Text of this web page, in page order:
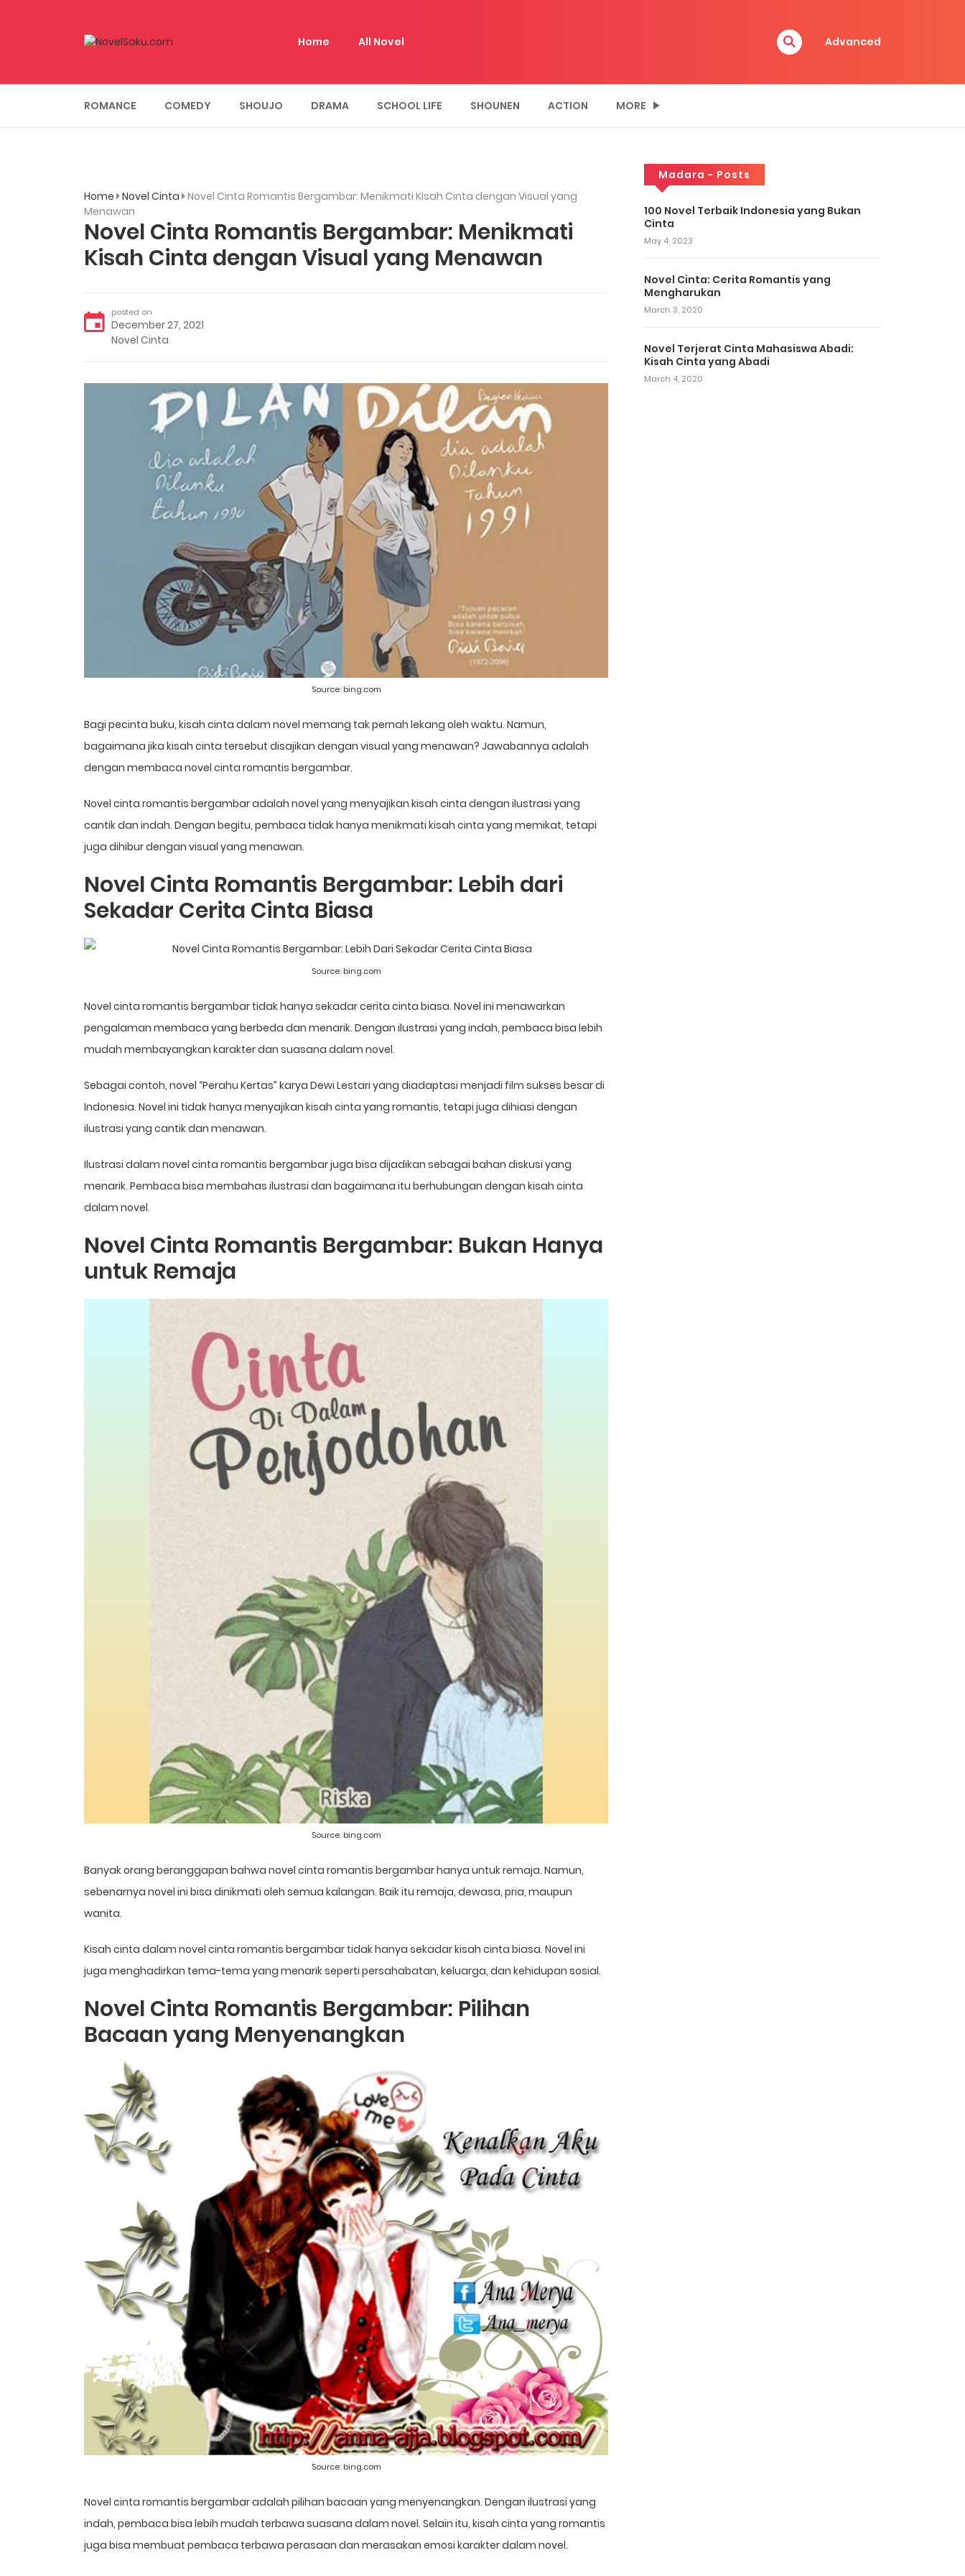
Home All Novel Advanced
ROMANCE COMEDY SHOUJO DRAMA SCHOOL LIFE SHOUNEN ACTION MORE
Home Novel Cinta Novel Cinta Romantis Bergambar: Menikmati Kisah Cinta dengan Visual yang
Menawan
Novel Cinta Romantis Bergambar: Menikmati
Kisah Cinta dengan Visual yang Menawan
posted on
December 27, 2021
Novel Cinta
Source: bing.com
Bagi pecinta buku, kisah cinta dalam novel memang tak pernah lekang oleh waktu. Namun,
bagaimana jika kisah cinta tersebut disajikan dengan visual yang menawan? Jawabannya adalah
dengan membaca novel cinta romantis bergambar.
Novel cinta romantis bergambar adalah novel yang menyajikan kisah cinta dengan ilustrasi yang
cantik dan indah. Dengan begitu, pembaca tidak hanya menikmati kisah cinta yang memikat, tetapi
juga dihibur dengan visual yang menawan.
Novel Cinta Romantis Bergambar: Lebih dari
Sekadar Cerita Cinta Biasa
Source: bing.com
Novel cinta romantis bergambar tidak hanya sekadar cerita cinta biasa. Novel ini menawarkan
pengalaman membaca yang berbeda dan menarik. Dengan ilustrasi yang indah, pembaca bisa lebih
mudah membayangkan karakter dan suasana dalam novel.
Sebagai contoh, novel “Perahu Kertas” karya Dewi Lestari yang diadaptasi menjadi film sukses besar di
Indonesia. Novel ini tidak hanya menyajikan kisah cinta yang romantis, tetapi juga dihiasi dengan
ilustrasi yang cantik dan menawan.
Ilustrasi dalam novel cinta romantis bergambar juga bisa dijadikan sebagai bahan diskusi yang
menarik. Pembaca bisa membahas ilustrasi dan bagaimana itu berhubungan dengan kisah cinta
dalam novel.
Novel Cinta Romantis Bergambar: Bukan Hanya
untuk Remaja
Source: bing.com
Banyak orang beranggapan bahwa novel cinta romantis bergambar hanya untuk remaja. Namun,
sebenarnya novel ini bisa dinikmati oleh semua kalangan. Baik itu remaja, dewasa, pria, maupun
wanita.
Kisah cinta dalam novel cinta romantis bergambar tidak hanya sekadar kisah cinta biasa. Novel ini
juga menghadirkan tema-tema yang menarik seperti persahabatan, keluarga, dan kehidupan sosial.
Novel Cinta Romantis Bergambar: Pilihan
Bacaan yang Menyenangkan
Source: bing.com
Novel cinta romantis bergambar adalah pilihan bacaan yang menyenangkan. Dengan ilustrasi yang
indah, pembaca bisa lebih mudah terbawa suasana dalam novel. Selain itu, kisah cinta yang romantis
juga bisa membuat pembaca terbawa perasaan dan merasakan emosi karakter dalam novel.
Madara - Posts
100 Novel Terbaik Indonesia yang Bukan
Cinta
May 4, 2023
Novel Cinta: Cerita Romantis yang
Mengharukan
March 3, 2020
Novel Terjerat Cinta Mahasiswa Abadi:
Kisah Cinta yang Abadi
March 4, 2020